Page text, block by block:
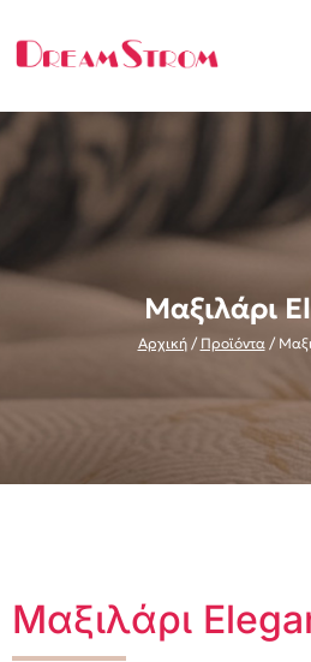
Μαξιλάρι
Αρχική/ Προϊόντα/
Μαξιλάρι